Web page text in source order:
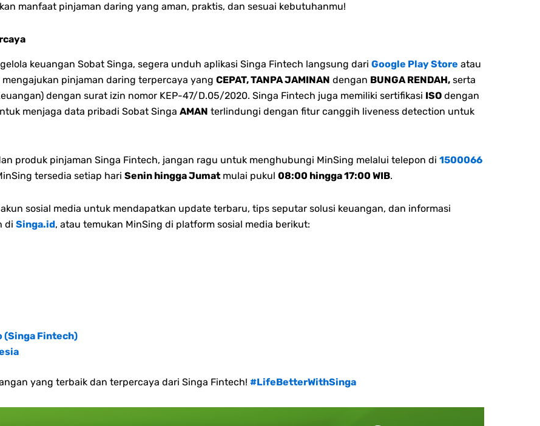
manfaat pinjaman daring yang aman, praktis, dan sesuai kebutuhanmu!
keuangan Sobat Singa, segera unduh aplikasi Singa Fintech langsung dari Google Play Store atau
pinjaman daring terpercaya yang CEPAT, TANPA JAMINAN dengan BUNGA RENDAH, serta
dengan surat izin nomor KEP-47/D.05/2020. Singa Fintech juga memiliki sertifikasi ISO dengan
menjaga data pribadi Sobat Singa AMAN terlindungi dengan fitur canggih liveness detection untuk
produk pinjaman Singa Fintech, jangan ragu untuk menghubungi MinSing melalui telepon di 1500066
tersedia setiap hari Senin hingga Jumat mulai pukul 08:00 hingga 17:00 WIB.
sosial media untuk mendapatkan update terbaru, tips seputar solusi keuangan, dan informasi
di Singa.id, atau temukan MinSing di platform sosial media berikut:
(Singa Fintech)
yang terbaik dan terpercaya dari Singa Fintech! #LifeBetterWithSinga